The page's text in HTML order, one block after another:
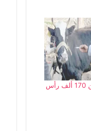
محافظة الجيزة: تحصين 170 ألف رأس